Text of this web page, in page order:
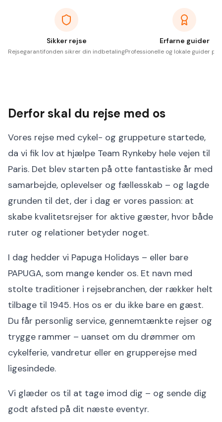
Sikker rejse
Rejsegarantifonden sikrer din indbetaling
Erfarne guider
Professionelle og lokale guider på
Derfor skal du rejse med os
Vores rejse med cykel- og gruppeture startede,
da vi fik lov at hjælpe Team Rynkeby hele vejen til
Paris. Det blev starten på otte fantastiske år med
samarbejde, oplevelser og fællesskab – og lagde
grunden til det, der i dag er vores passion: at
skabe kvalitetsrejser for aktive gæster, hvor både
ruter og relationer betyder noget.
I dag hedder vi Papuga Holidays – eller bare
PAPUGA, som mange kender os. Et navn med
stolte traditioner i rejsebranchen, der rækker helt
tilbage til 1945. Hos os er du ikke bare en gæst.
Du får personlig service, gennemtænkte rejser og
trygge rammer – uanset om du drømmer om
cykelferie, vandretur eller en grupperejse med
ligesindede.
Vi glæder os til at tage imod dig – og sende dig
godt afsted på dit næste eventyr.